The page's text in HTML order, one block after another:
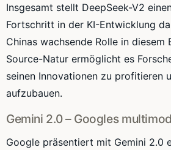
Insgesamt stellt DeepSeek-V2
Fortschritt in der KI-Entwicklung
Chinas wachsende Rolle in diesem
Source-Natur ermöglicht es
seinen Innovationen zu profitieren
aufzubauen.
Gemini 2.0 – Googles
Google präsentiert mit Gemini 2.0